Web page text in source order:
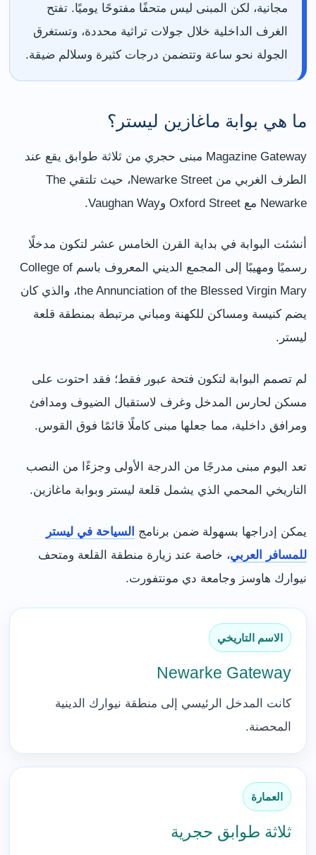
مجانية، لكن المبنى ليس متحفًا مفتوحًا يوميًا. تفتح
الغرف الداخلية خلال جولات تراثية محددة، وتستغرق
الجولة نحو ساعة وتتضمن درجات كثيرة وسلالم ضيقة.
ما هي بوابة ماغازين ليستر؟
Magazine Gateway مبنى حجري من ثلاثة طوابق يقع عند
الطرف الغربي من Newarke Street، حيث تلتقي The
Newarke مع Oxford Street وVaughan Way.
أنشئت البوابة في بداية القرن الخامس عشر لتكون مدخلًا
رسميًا ومهيبًا إلى المجمع الديني المعروف باسم College of
the Annunciation of the Blessed Virgin Mary، والذي كان
يضم كنيسة ومساكن للكهنة ومباني مرتبطة بمنطقة قلعة
ليستر.
لم تصمم البوابة لتكون فتحة عبور فقط؛ فقد احتوت على
مسكن لحارس المدخل وغرف لاستقبال الضيوف ومدافئ
ومرافق داخلية، مما جعلها مبنى كاملًا قائمًا فوق القوس.
تعد اليوم مبنى مدرجًا من الدرجة الأولى وجزءًا من النصب
التاريخي المحمي الذي يشمل قلعة ليستر وبوابة ماغازين.
يمكن إدراجها بسهولة ضمن برنامج السياحة في ليستر
للمسافر العربي، خاصة عند زيارة منطقة القلعة ومتحف
نيوارك هاوسز وجامعة دي مونتفورت.
الاسم التاريخي
Newarke Gateway
كانت المدخل الرئيسي إلى منطقة نيوارك الدينية
المحصنة.
العمارة
ثلاثة طوابق حجرية